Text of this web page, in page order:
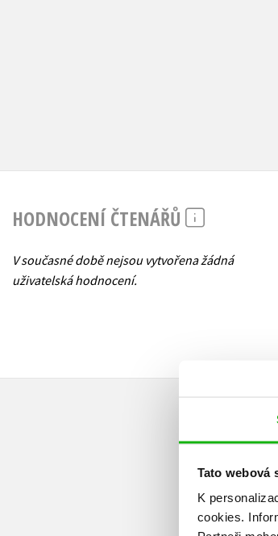
Tato webová
K
cookies.
HODNOCENÍ ČTENÁŘŮ
V současné době nejsou vytvořena žádná
uživatelská hodnocení.